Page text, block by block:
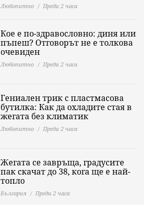
Любопитно Преди 2 часа
Кое е по-здравословно: диня или
пъпеш? Отговорът не е толкова
очевиден
Любопитно Преди 2 часа
Гениален трик с пластмасова
бутилка: Как да охладите стая в
жегата без климатик
Любопитно Преди 2 часа
Жегата се завръща, градусите
пак скачат до 38, кога ще е най-
топло
България Преди 2 часа